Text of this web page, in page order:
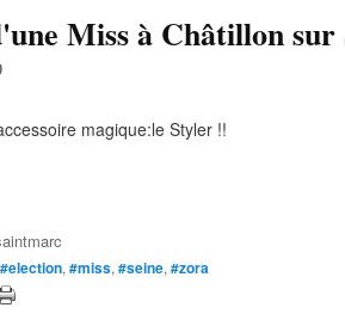
Miss à Châtillon sur
magique:le Styler !!
#election, #miss, #seine, #zora